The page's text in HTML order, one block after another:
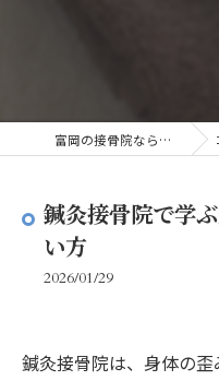
富岡の接骨院なら学鍼灸接骨院
鍼灸接骨院で学
い方
2026/01/29
鍼灸接骨院は、身体の